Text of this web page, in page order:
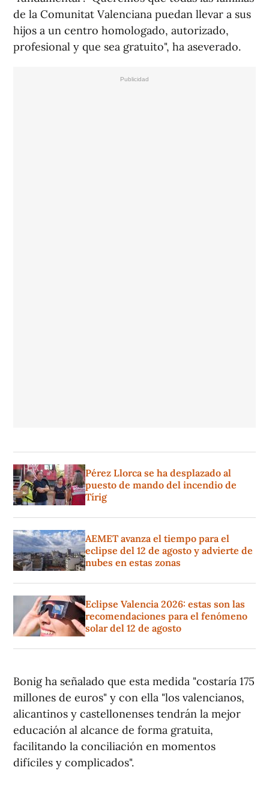
de la Comunitat Valenciana puedan llevar a sus
hijos a un centro homologado, autorizado,
profesional y que sea gratuito", ha aseverado.
Pérez Llorca se ha desplazado al
puesto de mando del incendio de
Tírig
AEMET avanza el tiempo para el
eclipse del 12 de agosto y advierte de
nubes en estas zonas
Eclipse Valencia 2026: estas son las
recomendaciones para el fenómeno
solar del 12 de agosto
Bonig ha señalado que esta medida "costaría 175
millones de euros" y con ella "los valencianos,
alicantinos y castellonenses tendrán la mejor
educación al alcance de forma gratuita,
facilitando la conciliación en momentos
difíciles y complicados".